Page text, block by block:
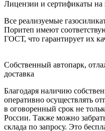
Лицензии и сертификаты на
Все реализуемые
Поритеп имеют
ГОСТ, что гарантирует их
Собственный автопарк,
доставка
Благодаря наличию
оперативно осуществлять
в оговоренный срок не
России. Также можно
склада по запросу. Это